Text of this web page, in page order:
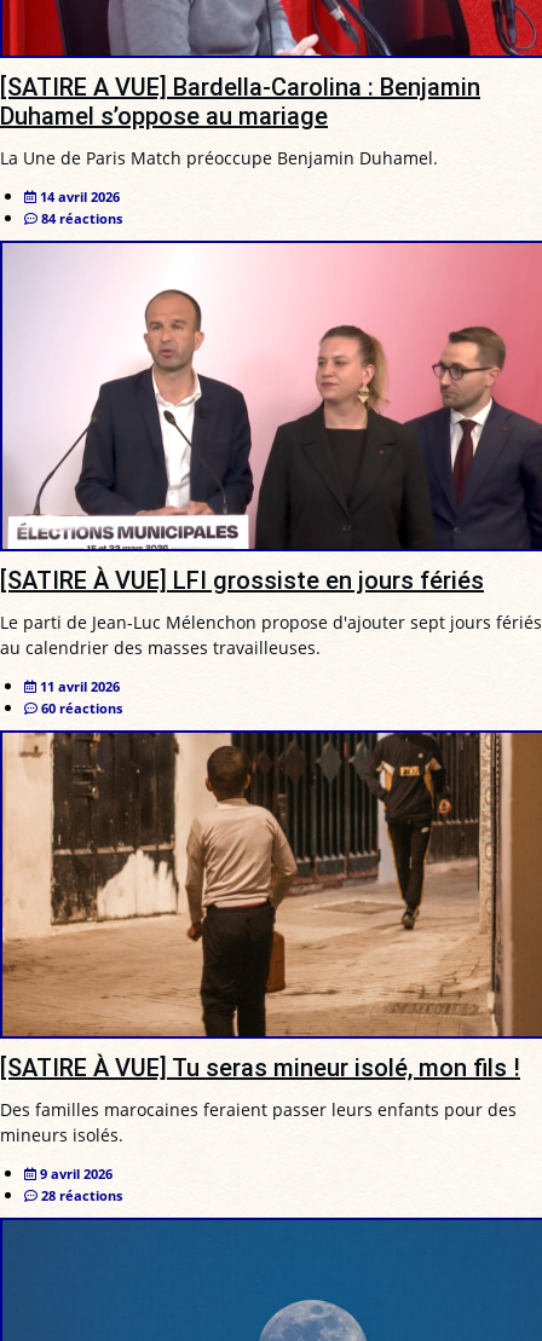
[SATIRE A VUE] Bardella-Carolina : Benjamin
Duhamel s’oppose au mariage
La Une de Paris Match préoccupe Benjamin Duhamel.
14 avril 2026
84 réactions
[SATIRE À VUE] LFI grossiste en jours fériés
Le parti de Jean-Luc Mélenchon propose d'ajouter sept jours fériés
au calendrier des masses travailleuses.
11 avril 2026
60 réactions
[SATIRE À VUE] Tu seras mineur isolé, mon fils !
Des familles marocaines feraient passer leurs enfants pour des
mineurs isolés.
9 avril 2026
28 réactions